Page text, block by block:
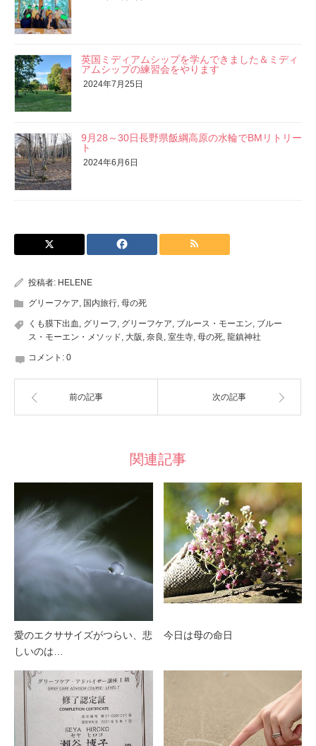
英国ミディアムシップを学んできました＆ミディ
アムシップの練習会をやります
2024年7月25日
9月28～30日長野県飯綱高原の水輪でBMリトリー
ト
2024年6月6日
投稿者: HELENE
グリーフケア 国内旅行 母の死
くも膜下出血 グリーフ グリーフケア ブルース・モーエン ブルー
ス・モーエン・メソッド 大阪 奈良 室生寺 母の死 龍鎮神社
コメント: 0
前の記事 次の記事
関連記事
愛のエクササイズがつらい、悲
しいのは…
今日は母の命日